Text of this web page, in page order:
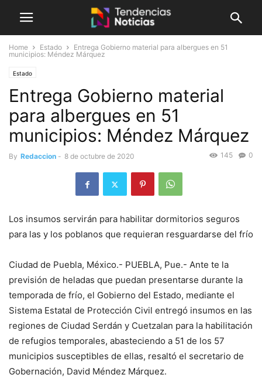
Home Estado
Entrega Gobierno material para albergues en 51
municipios: Méndez Márquez
Estado
Entrega Gobierno material
para albergues en 51
municipios: Méndez Márquez
By Redaccion - 8 de octubre de 2020 0
145
Los insumos servirán para habilitar dormitorios seguros
para las y los poblanos que requieran resguardarse del frío
Ciudad de Puebla, México.- PUEBLA, Pue.- Ante te la
previsión de heladas que puedan presentarse durante la
temporada de frío, el Gobierno del Estado, mediante el
Sistema Estatal de Protección Civil entregó insumos en las
regiones de Ciudad Serdán y Cuetzalan para la habilitación
de refugios temporales, abasteciendo a 51 de los 57
municipios susceptibles de ellas, resaltó el secretario de
Gobernación, David Méndez Márquez.